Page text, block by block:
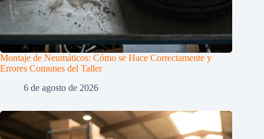
Montaje de Neumáticos: Cómo se Hace Correctamente y
Errores Comunes del Taller
6 de agosto de 2026